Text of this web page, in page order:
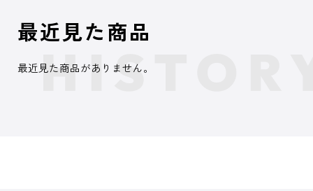
最近見た商品
最近見た商品がありません。